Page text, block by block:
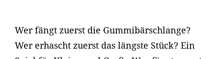
Wer fängt zuerst die Gummibärschlange?
Wer erhascht zuerst das längste Stück? Ein